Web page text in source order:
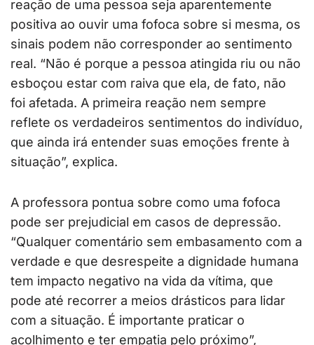
reação de uma pessoa seja aparentemente
positiva ao ouvir uma fofoca sobre si mesma, os
sinais podem não corresponder ao sentimento
real. “Não é porque a pessoa atingida riu ou não
esboçou estar com raiva que ela, de fato, não
foi afetada. A primeira reação nem sempre
reflete os verdadeiros sentimentos do indivíduo,
que ainda irá entender suas emoções frente à
situação”, explica.
A professora pontua sobre como uma fofoca
pode ser prejudicial em casos de depressão.
“Qualquer comentário sem embasamento com a
verdade e que desrespeite a dignidade humana
tem impacto negativo na vida da vítima, que
pode até recorrer a meios drásticos para lidar
com a situação. É importante praticar o
acolhimento e ter empatia pelo próximo”,